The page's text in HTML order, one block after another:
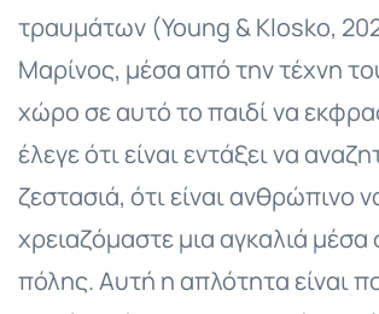
τραυμάτων (Young & Klosko,
Μαρίνος, μέσα από την τέχνη
χώρο σε αυτό το παιδί να
έλεγε ότι είναι εντάξει να
ζεστασιά, ότι είναι ανθρώπινο
χρειαζόμαστε μια αγκαλιά
πόλης. Αυτή η απλότητα είναι